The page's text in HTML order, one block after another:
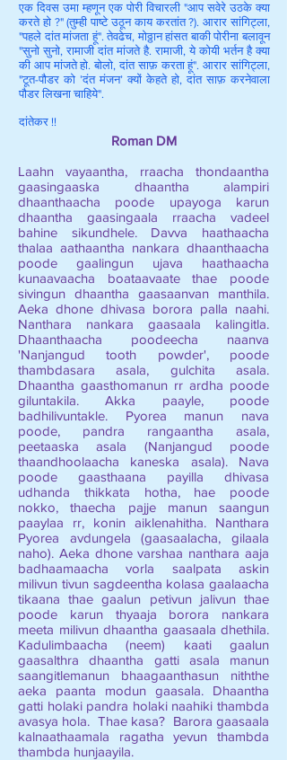
एक दिवस उमा म्हणून एक पोरी विचारली "आप सवेरे उठके क्या
करते हो ?" (तुम्ही पाष्टे उठून काय करतांत ?). आरार सांगिट्ला,
"पहले दांत मांजता हूं". तेवढेच, मोठ्ठान हांसत बाकी पोरीना बलावून
"सुनो सुनो, रामाजी दांत मांजते है. रामाजी, ये कोयी भर्तन है क्या
की आप मांजते हो. बोलो, दांत साफ़ करता हूं". आरार सांगिट्ला,
"टूत-पौडर को ’दंत मंजन’ क्यों केहते हो, दांत साफ़ करनेवाला
पौडर लिखना चाहिये".
दांतेकर !!
Roman DM
Laahn vayaantha, rraacha thondaantha
gaasingaaska dhaantha alampiri
dhaanthaacha poode upayoga karun
dhaantha gaasingaala rraacha vadeel
bahine sikundhele. Davva haathaacha
thalaa aathaantha nankara dhaanthaacha
poode gaalingun ujava haathaacha
kunaavaacha boataavaate thae poode
sivingun dhaantha gaasaanvan manthila.
Aeka dhone dhivasa borora palla naahi.
Nanthara nankara gaasaala kalingitla.
Dhaanthaacha poodeecha naanva
'Nanjangud tooth powder', poode
thambdasara asala, gulchita asala.
Dhaantha gaasthomanun rr ardha poode
giluntakila. Akka paayle, poode
badhilivuntakle. Pyorea manun nava
poode, pandra rangaantha asala,
peetaaska asala (Nanjangud poode
thaandhoolaacha kaneska asala). Nava
poode gaasthaana payilla dhivasa
udhanda thikkata hotha, hae poode
nokko, thaecha pajje manun saangun
paaylaa rr, konin aiklenahitha. Nanthara
Pyorea avdungela (gaasaalacha, gilaala
naho). Aeka dhone varshaa nanthara aaja
badhaamaacha vorla saalpata askin
milivun tivun sagdeentha kolasa gaalaacha
tikaana thae gaalun petivun jalivun thae
poode karun thyaaja borora nankara
meeta milivun dhaantha gaasaala dhethila.
Kadulimbaacha (neem) kaati gaalun
gaasalthra dhaantha gatti asala manun
saangitlemanun bhaagaanthasun niththe
aeka paanta modun gaasala. Dhaantha
gatti holaki pandra holaki naahiki thambda
avasya hola. Thae kasa? Barora gaasaala
kalnaathaamala ragatha yevun thambda
thambda hunjaayila.